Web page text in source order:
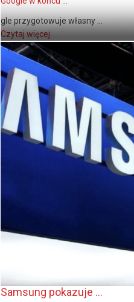
gle przygotowuje własny ...
Czytaj więcej
Samsung pokazuje ...